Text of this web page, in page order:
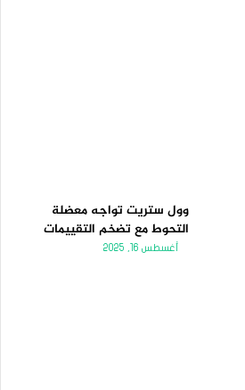
وول ستريت تواجه معضلة
التحوط مع تضخم التقييمات
أغسطس 16, 2025